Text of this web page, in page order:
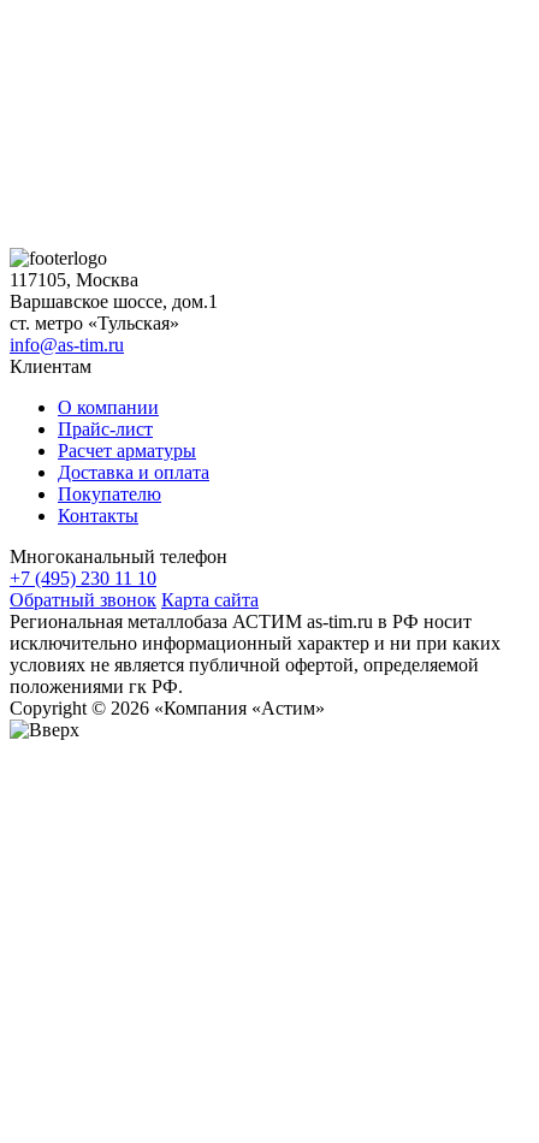
117105, Москва
Варшавское шоссе, дом.1
ст. метро «Тульская»
info@as-tim.ru
Клиентам
О компании
Прайс-лист
Расчет арматуры
Доставка и оплата
Покупателю
Контакты
Многоканальный телефон
+7 (495) 230 11 10
Обратный звонок Карта сайта
Региональная металлобаза АСТИМ as-tim.ru в РФ носит
исключительно информационный характер и ни при каких
условиях не является публичной офертой, определяемой
положениями гк РФ.
Copyright © 2026 «Компания «Астим»